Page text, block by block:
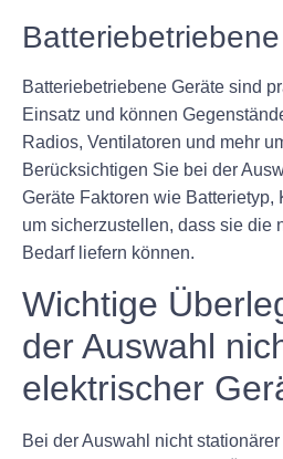
Batteriebetriebene Geräte sind
Einsatz und können
Radios, Ventilatoren und mehr
Berücksichtigen Sie bei der
Geräte Faktoren wie Batterietyp,
um sicherzustellen, dass sie die
Bedarf liefern können.
Wichtige
der Auswahl
elektrischer
Bei der Auswahl nicht